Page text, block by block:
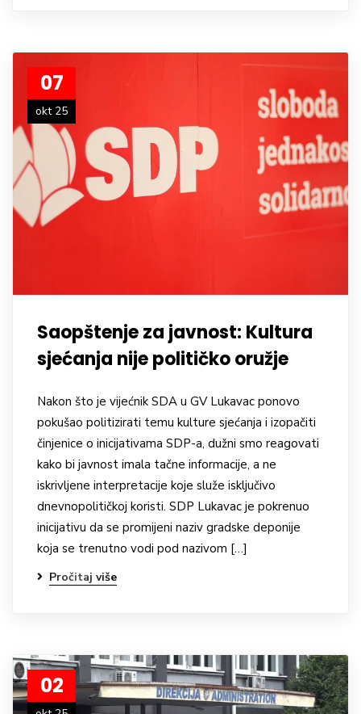
07
okt 25
Saopštenje za javnost: Kultura
sjećanja nije političko oružje
Nakon što je vijećnik SDA u GV Lukavac ponovo
pokušao politizirati temu kulture sjećanja i izopačiti
činjenice o inicijativama SDP-a, dužni smo reagovati
kako bi javnost imala tačne informacije, a ne
iskrivljene interpretacije koje služe isključivo
dnevnopolitičkoj koristi. SDP Lukavac je pokrenuo
inicijativu da se promijeni naziv gradske deponije
koja se trenutno vodi pod nazivom […]
Pročitaj više
02